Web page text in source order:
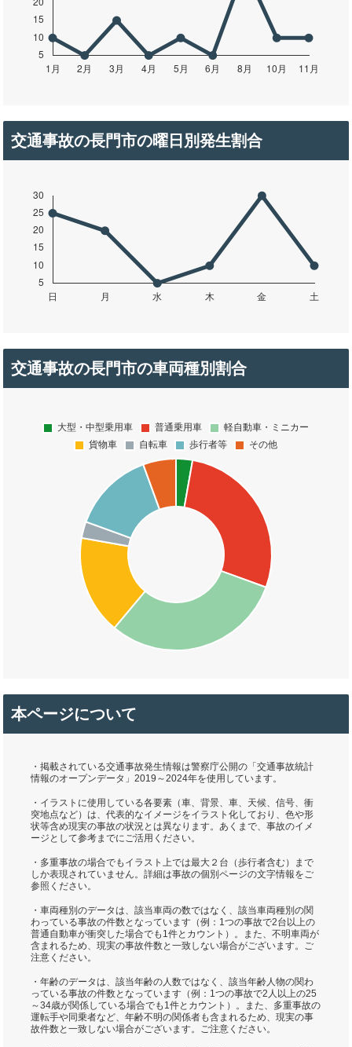
交通事故の長門市の曜日別発生割合
交通事故の長門市の車両種別割合
本ページについて
・掲載されている交通事故発生情報は警察庁公開の「交通事故統計
情報のオープンデータ」2019～2024年を使用しています。
・イラストに使用している各要素（車、背景、車、天候、信号、衝
突地点など）は、代表的なイメージをイラスト化しており、色や形
状等含め現実の事故の状況とは異なります。あくまで、事故のイメ
ージとして参考までにご活用ください。
・多重事故の場合でもイラスト上では最大２台（歩行者含む）まで
しか表現されていません。詳細は事故の個別ページの文字情報をご
参照ください。
・車両種別のデータは、該当車両の数ではなく、該当車両種別の関
わっている事故の件数となっています（例：1つの事故で2台以上の
普通自動車が衝突した場合でも1件とカウント）。また、不明車両が
含まれるため、現実の事故件数と一致しない場合がございます。ご
注意ください。
・年齢のデータは、該当年齢の人数ではなく、該当年齢人物の関わ
っている事故の件数となっています（例：1つの事故で2人以上の25
～34歳が関係している場合でも1件とカウント）。また、多重事故の
運転手や同乗者など、年齢不明の関係者も含まれるため、現実の事
故件数と一致しない場合がございます。ご注意ください。